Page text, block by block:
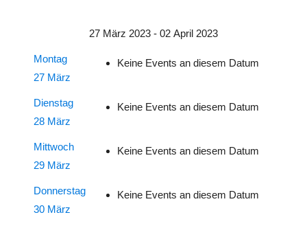
27 März 2023 - 02 April 2023
Montag
27 März
Keine Events an diesem Datum
Dienstag
28 März
Keine Events an diesem Datum
Mittwoch
29 März
Keine Events an diesem Datum
Donnerstag
30 März
Keine Events an diesem Datum